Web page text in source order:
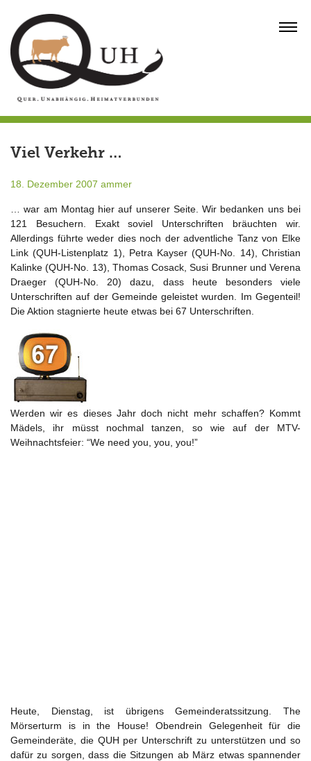
content
Viel Verkehr …
18. Dezember 2007 ammer
… war am Montag hier auf unserer Seite. Wir bedanken uns bei
121 Besuchern. Exakt soviel Unterschriften bräuchten wir.
Allerdings führte weder dies noch der adventliche Tanz von Elke
Link (QUH-Listenplatz 1), Petra Kayser (QUH-No. 14), Christian
Kalinke (QUH-No. 13), Thomas Cosack, Susi Brunner und Verena
Draeger (QUH-No. 20) dazu, dass heute besonders viele
Unterschriften auf der Gemeinde geleistet wurden. Im Gegenteil!
Die Aktion stagnierte heute etwas bei 67 Unterschriften.
Werden wir es dieses Jahr doch nicht mehr schaffen? Kommt
Mädels, ihr müsst nochmal tanzen, so wie auf der MTV-
Weihnachtsfeier: “We need you, you, you!”
Heute, Dienstag, ist übrigens Gemeinderatssitzung. The
Mörserturm is in the House! Obendrein Gelegenheit für die
Gemeinderäte, die QUH per Unterschrift zu unterstützen und so
dafür zu sorgen, dass die Sitzungen ab März etwas spannender